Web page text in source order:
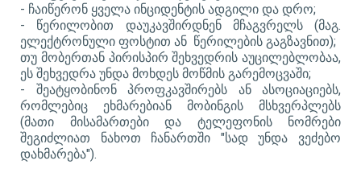
- ​ ჩაიწერონ ყველა ინციდენტის ადგილი და დრო;
- ​ წერილობით დაუკავშირდნენ მჩაგვრელს (მაგ.
ელექტრონული ფოსტით ან წერილების გაგზავნით);
თუ მობერთან პირისპირ შეხვედრის აუცილებლობაა,
ეს შეხვედრა უნდა მოხდეს მოწმის გარემოცვაში;
- ​ შეატყობინონ პროფკავშირებს ან ასოციაციებს,
რომლებიც ეხმარებიან მობინგის მსხვერპლებს
(მათი მისამართები და ტელეფონის ნომრები
შეგიძლიათ ნახოთ ჩანართში "სად უნდა ვეძებო
დახმარება").